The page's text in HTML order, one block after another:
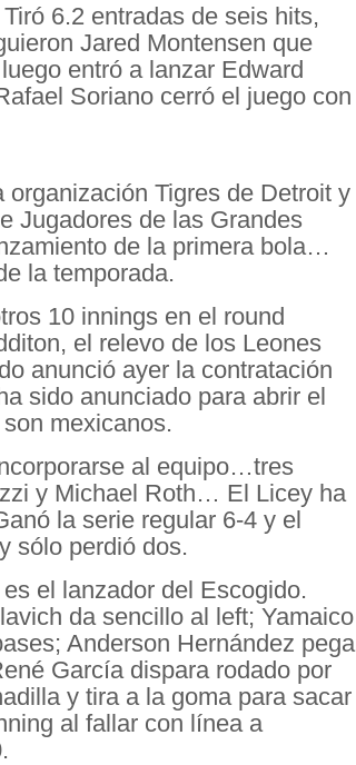
6.2 entradas de seis hits,
Jared Montensen que
entró a lanzar Edward
Soriano cerró el juego con
Tigres de Detroit y
Jugadores de las Grandes
de la primera bola…
la temporada.
10 innings en el round
el relevo de los Leones
anunció ayer la contratación
sido anunciado para abrir el
mexicanos.
al equipo…tres
y Michael Roth… El Licey ha
la serie regular 6-4 y el
sólo perdió dos.
el lanzador del Escogido.
da sencillo al left; Yamaico
Anderson Hernández pega
García dispara rodado por
y tira a la goma para sacar
al fallar con línea a